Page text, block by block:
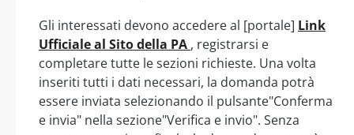
Gli interessati devono accedere al [portale] Link
Ufficiale al Sito della PA , registrarsi e
completare tutte le sezioni richieste. Una volta
inseriti tutti i dati necessari, la domanda potrà
essere inviata selezionando il pulsante"Conferma
e invia" nella sezione"Verifica e invio". Senza